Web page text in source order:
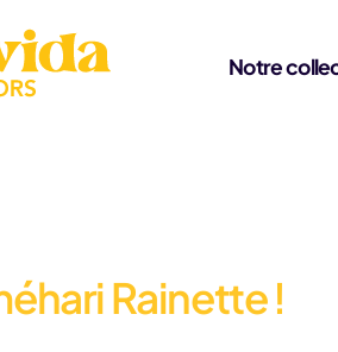
Notre
Rainette !